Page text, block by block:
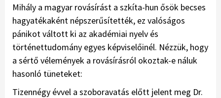
Mihály a magyar rovásírást a szkíta-hun ősök becses
hagyatékaként népszerűsítették, ez valóságos
pánikot váltott ki az akadémiai nyelv és
történettudomány egyes képviselőinél. Nézzük, hogy
a sértő vélemények a rovásírásról okoztak-e náluk
hasonló tüneteket:
Tizennégy évvel a szoboravatás előtt jelent meg Dr.